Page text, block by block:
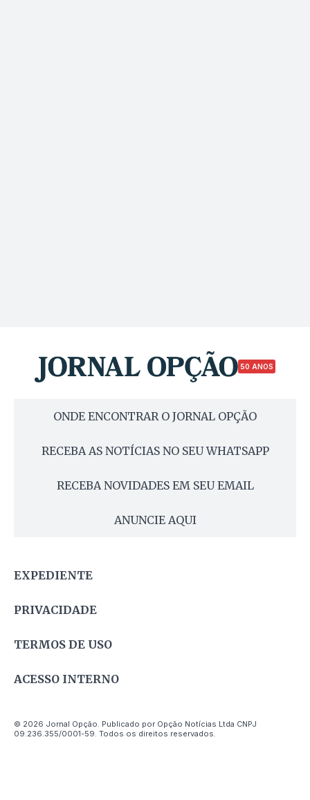
50 ANOS
ONDE ENCONTRAR O JORNAL OPÇÃO
RECEBA AS NOTÍCIAS NO SEU WHATSAPP
RECEBA NOVIDADES EM SEU EMAIL
ANUNCIE AQUI
EXPEDIENTE
PRIVACIDADE
TERMOS DE USO
ACESSO INTERNO
© 2026 Jornal Opção. Publicado por Opção Notícias Ltda CNPJ
09.236.355/0001-59. Todos os direitos reservados.